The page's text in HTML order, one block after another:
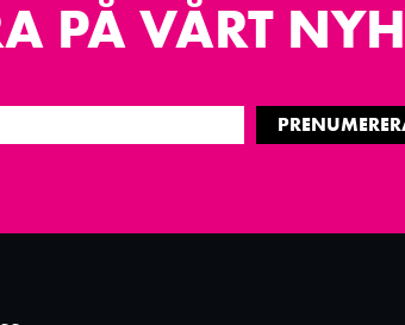
PÅ VÅRT